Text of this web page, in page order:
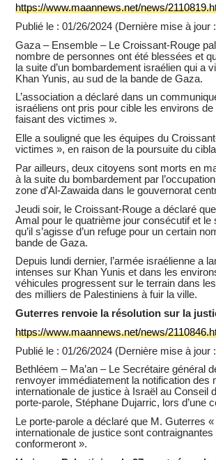
https://www.maannews.net/news/
Publié le : 01/26/2024 (Dernière mise à jour
Gaza – Ensemble – Le Croissant-Rouge
nombre de personnes ont été blessées et
la suite d’un bombardement israélien qui a
Khan Yunis, au sud de la bande de Gaza.
L’association a déclaré dans un
israéliens ont pris pour cible les environs de
faisant des victimes ».
Elle a souligné que les équipes du
victimes », en raison de la poursuite du
Par ailleurs, deux citoyens sont morts en
à la suite du bombardement par
zone d’Al-Zawaida dans le gouvernorat
Jeudi soir, le Croissant-Rouge a déclaré
Amal pour le quatrième jour consécutif et
qu’il s’agisse d’un refuge pour un certain
bande de Gaza.
Depuis lundi dernier, l’armée israélienne a
intenses sur Khan Yunis et dans les
véhicules progressent sur le terrain dans
des milliers de Palestiniens à fuir la ville.
Guterres renvoie la résolution sur la
https://www.maannews.net/news/
Publié le : 01/26/2024 (Dernière mise à jour
Bethléem – Ma’an – Le Secrétaire général
renvoyer immédiatement la notification
internationale de justice à Israël au Conseil
porte-parole, Stéphane Dujarric, lors d’une
Le porte-parole a déclaré que M. Guterres
internationale de justice sont
conformeront ».